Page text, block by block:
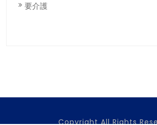
要介護
Copyright All Rights